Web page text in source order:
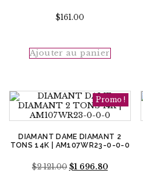
$161.00
Ajouter au panier
Promo !
DIAMANT DAME DIAMANT 2
TONS 14K | AM107WR23-0-0-0
$2 121.00 Le
$1 696.80Le